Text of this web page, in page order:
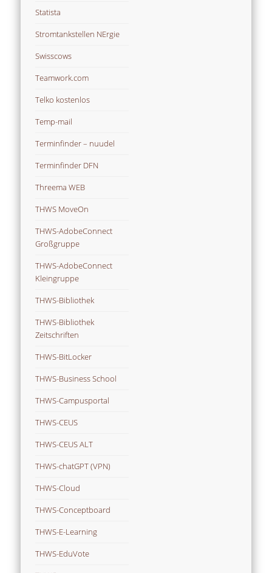
Statista
Stromtankstellen NErgie
Swisscows
Teamwork.com
Telko kostenlos
Temp-mail
Terminfinder – nuudel
Terminfinder DFN
Threema WEB
THWS MoveOn
THWS-AdobeConnect
Großgruppe
THWS-AdobeConnect
Kleingruppe
THWS-Bibliothek
THWS-Bibliothek
Zeitschriften
THWS-BitLocker
THWS-Business School
THWS-Campusportal
THWS-CEUS
THWS-CEUS ALT
THWS-chatGPT (VPN)
THWS-Cloud
THWS-Conceptboard
THWS-E-Learning
THWS-EduVote